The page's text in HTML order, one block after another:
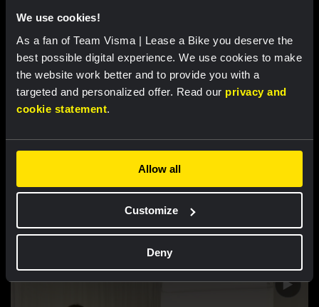
We use cookies!
As a fan of Team Visma | Lease a Bike you deserve the
best possible digital experience. We use cookies to make
the website work better and to provide you with a
targeted and personalized offer. Read our privacy and
cookie statement.
Allow all
Customize
Deny
haar eerste stappen in de wielersport
VIDEO | 7 FEB 2022, 13:52
Marianne Vos blikt terug op WK en de
opstart van Team Jumbo-Visma Women